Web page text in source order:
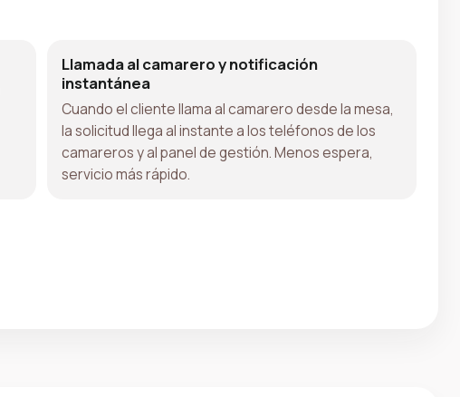
Llamada al camarero y notificación
instantánea
Cuando el cliente llama al camarero desde la mesa,
la solicitud llega al instante a los teléfonos de los
camareros y al panel de gestión. Menos espera,
servicio más rápido.